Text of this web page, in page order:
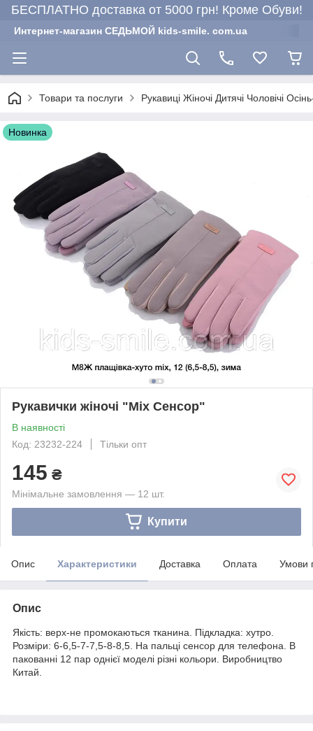
БЕСПЛАТНО доставка от 5000 грн! Кроме Обуви!
Интернет-магазин СЕДЬМОЙ kids-smile. com.ua
Товари та послуги Рукавиці Жіночі Дитячі Чоловічі
Новинка
Рукавички жіночі "Міх Сенсор"
В наявності
Код: 23232-224
Тільки опт
145 ₴
Мінімальне замовлення — 12 шт.
Купити
Опис Характеристики Доставка Оплата Умови
Опис
Якість: верх-не промокаються тканина. Підкладка: хутро.
Розміри: 6-6,5-7-7,5-8-8,5. На пальці сенсор для телефона. В
пакованні 12 пар однієї моделі різні кольори. Виробництво
Китай.